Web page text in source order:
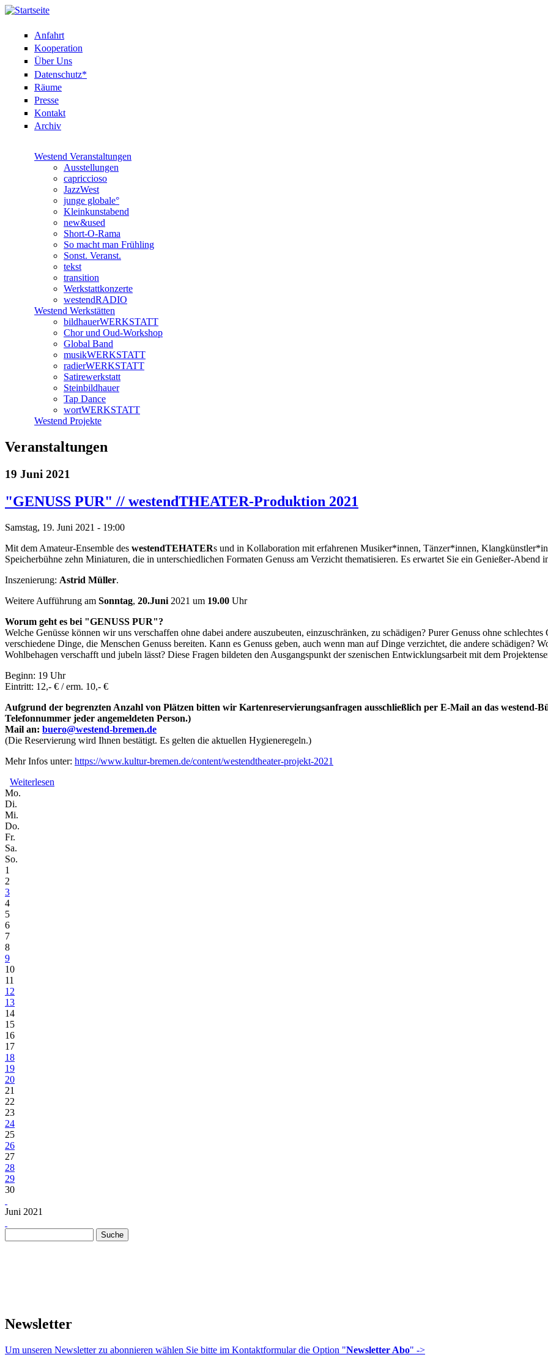
Anfahrt
Kooperation
Über Uns
Datenschutz*
Räume
Presse
Kontakt
Archiv
Westend Veranstaltungen
Ausstellungen
capriccioso
JazzWest
junge globale°
Kleinkunstabend
new&used
Short-O-Rama
So macht man Frühling
Sonst. Veranst.
tekst
transition
Werkstattkonzerte
westendRADIO
Westend Werkstätten
bildhauerWERKSTATT
Chor und Oud-Workshop
Global Band
musikWERKSTATT
radierWERKSTATT
Satirewerkstatt
Steinbildhauer
Tap Dance
wortWERKSTATT
Westend Projekte
Veranstaltungen
19 Juni 2021
"GENUSS PUR" // westendTHEATER-Produktion 2021
Samstag, 19. Juni 2021 - 19:00
Mit dem Amateur-Ensemble des westendTEHATERs und in Kollaboration mit erfahrenen Musiker*innen, Tänzer*innen,
Speicherbühne zehn Miniaturen, die in unterschiedlichen Formaten Genuss am Verzicht thematisieren. Es erwartet Sie ein Genießer-Abend
Inszenierung: Astrid Müller.
Weitere Aufführung am Sonntag, 20.Juni 2021 um 19.00 Uhr
Worum geht es bei "GENUSS PUR"?
Welche Genüsse können wir uns verschaffen ohne dabei andere auszubeuten, einzuschränken, zu schädigen? Purer Genuss ohne
verschiedene Dinge, die Menschen Genuss bereiten. Kann es Genuss geben, auch wenn man auf Dinge verzichtet, die andere schädigen?
Wohlbehagen verschafft und jubeln lässt? Diese Fragen bildeten den Ausgangspunkt der szenischen Entwicklungsarbeit mit dem
Beginn: 19 Uhr
Eintritt: 12,- € / erm. 10,- €
Aufgrund der begrenzten Anzahl von Plätzen bitten wir Kartenreservierungsanfragen ausschließlich per E-Mail an das
Telefonnummer jeder angemeldeten Person.)
Mail an: buero@westend-bremen.de
(Die Reservierung wird Ihnen bestätigt. Es gelten die aktuellen Hygieneregeln.)
Mehr Infos unter: https://www.kultur-bremen.de/content/westendtheater-projekt-2021
Weiterlesen
Mo.
Di.
Mi.
Do.
Fr.
Sa.
So.
1
2
3
4
5
6
7
8
9
10
11
12
13
14
15
16
17
18
19
20
21
22
23
24
25
26
27
28
29
30
Juni 2021
Newsletter
Um unseren Newsletter zu abonnieren wählen Sie bitte im Kontaktformular die Option "Newsletter Abo" ->